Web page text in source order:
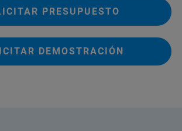
PRESUPUESTO
DEMOSTRACIÓN